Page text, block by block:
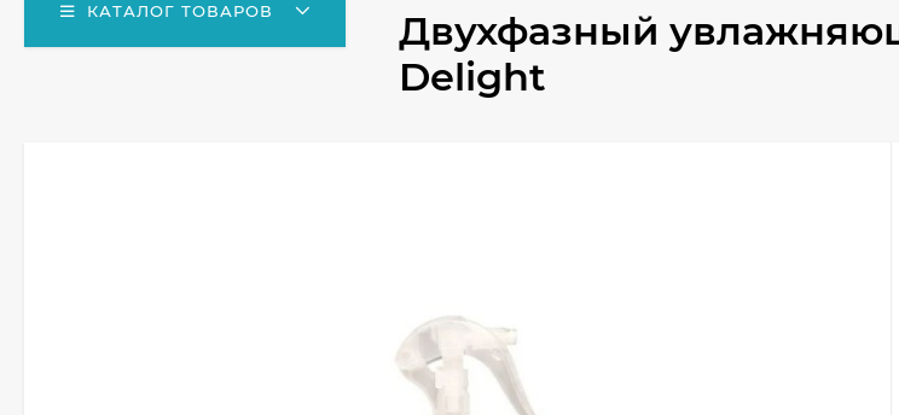
КАТАЛОГ ТОВАРОВ
Двухфазный
Delight